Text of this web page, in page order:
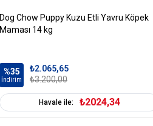
Dog Chow Puppy Kuzu Etli Yavru Köpek
Maması 14 kg
%35
İndirim
₺2.065,65
₺3.200,00
Havale ile: ₺2024,34